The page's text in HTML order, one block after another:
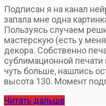
Подписан я на канал
запала мне одна
Пользуясь случаем
мастерскую (есть у
декора. Собственно
сублимационной
чуть больше, нашлись
высота 130. Момент
Читать дальше